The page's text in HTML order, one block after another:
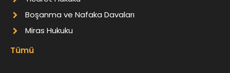
Boşanma ve Nafaka Davaları
Miras Hukuku
Tümü